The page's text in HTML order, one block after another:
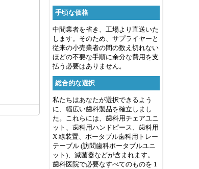
手頃な価格
中間業者を省き、工場より直送いた
します。そのため、サプライヤーと
従来の小売業者の間の数え切れない
ほどの不要な手順に余分な費用を支
払う必要はありません。
総合的な選択
私たちはあなたが選択できるよう
に、幅広い歯科製品を確立しまし
た。これらには、歯科用チェアユニ
ット、歯科用ハンドピース、歯科用
X 線装置、ポータブル歯科用トレー
テーブル (訪問歯科ポータブルユニ
ット)、滅菌器などが含まれます。
歯科医院で必要なすべてのものを 1